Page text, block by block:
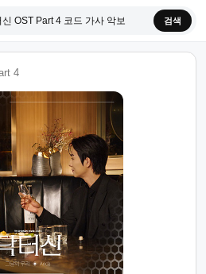
검색
4